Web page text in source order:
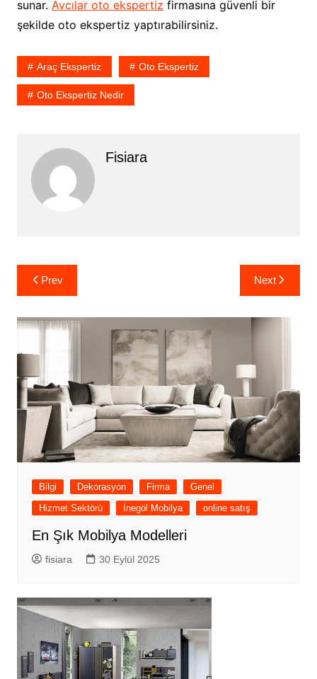
sunar. Avcılar oto ekspertiz firmasına güvenli bir
şekilde oto ekspertiz yaptırabilirsiniz.
Araç Ekspertiz Oto Ekspertiz
Oto Ekspertiz Nedir
Fisiara
Yazı
gezinmesi
Prev Next
Bilgi Dekorasyon Firma
Genel
Hizmet Sektörü
İnegöl Mobilya online satış
En Şık Mobilya Modelleri
fisiara 30 Eylül 2025